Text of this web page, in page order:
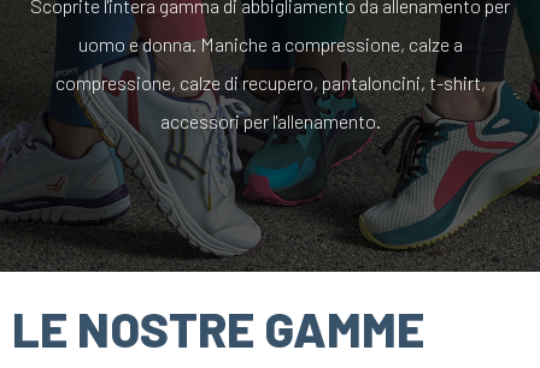
Scoprite l'intera gamma di abbigliamento da allenamento per
uomo e donna. Maniche a compressione, calze a
compressione, calze di recupero, pantaloncini, t-shirt,
accessori per l'allenamento.
LE NOSTRE GAMME